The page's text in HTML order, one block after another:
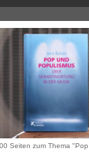
Seiten zum Thema